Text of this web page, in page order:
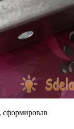
сформировав